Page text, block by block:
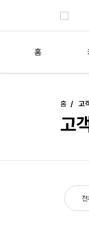
홈
홈 고
고
전